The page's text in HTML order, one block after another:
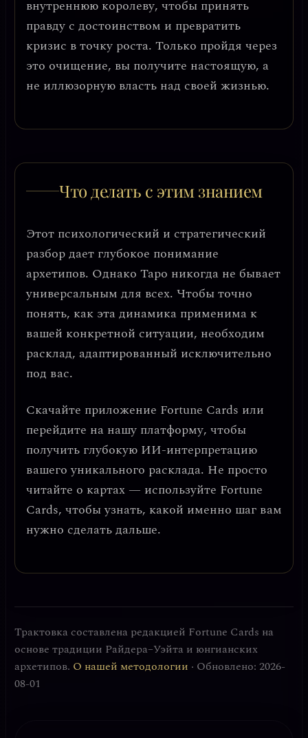
внутреннюю королеву, чтобы принять
правду с достоинством и превратить
кризис в точку роста. Только пройдя через
это очищение, вы получите настоящую, а
не иллюзорную власть над своей жизнью.
Что делать с этим знанием
Этот психологический и стратегический
разбор дает глубокое понимание
архетипов. Однако Таро никогда не бывает
универсальным для всех. Чтобы точно
понять, как эта динамика применима к
вашей конкретной ситуации, необходим
расклад, адаптированный исключительно
под вас.
Скачайте приложение Fortune Cards или
перейдите на нашу платформу, чтобы
получить глубокую ИИ-интерпретацию
вашего уникального расклада. Не просто
читайте о картах — используйте Fortune
Cards, чтобы узнать, какой именно шаг вам
нужно сделать дальше.
Трактовка составлена редакцией Fortune Cards на
основе традиции Райдера–Уэйта и юнгианских
архетипов. О нашей методологии · Обновлено: 2026-
08-01